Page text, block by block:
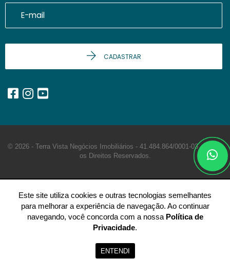
CADASTRAR
© 2026 - Terra Vista Negócios Imobiliários - 41.484.864/0001-03 - Todos
os Direitos Reservados.
Este site utiliza cookies e outras tecnologias semelhantes
para melhorar a experiência de navegação. Ao continuar
navegando, você concorda com a nossa Política de
Privacidade.
ENTENDI